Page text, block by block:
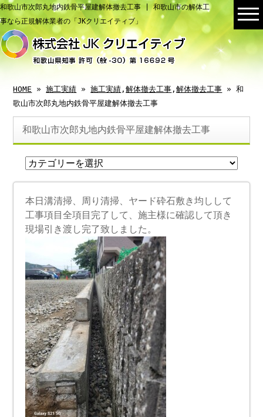
和歌山市次郎丸地内鉄骨平屋建解体撤去工事 | 和歌山市の解体工
事なら正規解体業者の「JKクリエイティブ」
HOME »施工実績 »施工実績 ,解体撤去工事 ,解体撤去工事 » 和
歌山市次郎丸地内鉄骨平屋建解体撤去工事
和歌山市次郎丸地内鉄骨平屋建解体撤去工事
本日溝清掃、周り清掃、ヤード砕石敷き均しして
工事項目全項目完了して、施主様に確認して頂き
現場引き渡し完了致しました。